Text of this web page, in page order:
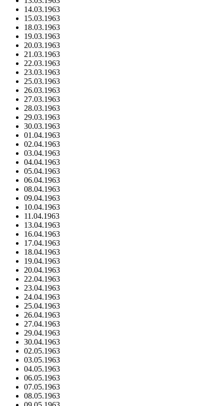
14.03.1963
15.03.1963
18.03.1963
19.03.1963
20.03.1963
21.03.1963
22.03.1963
23.03.1963
25.03.1963
26.03.1963
27.03.1963
28.03.1963
29.03.1963
30.03.1963
01.04.1963
02.04.1963
03.04.1963
04.04.1963
05.04.1963
06.04.1963
08.04.1963
09.04.1963
10.04.1963
11.04.1963
13.04.1963
16.04.1963
17.04.1963
18.04.1963
19.04.1963
20.04.1963
22.04.1963
23.04.1963
24.04.1963
25.04.1963
26.04.1963
27.04.1963
29.04.1963
30.04.1963
02.05.1963
03.05.1963
04.05.1963
06.05.1963
07.05.1963
08.05.1963